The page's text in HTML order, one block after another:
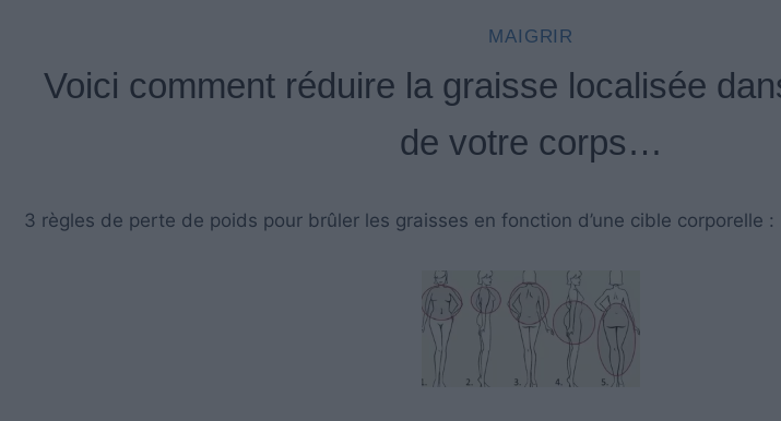
MAIGRIR
Voici comment réduire la graisse localisée
de votre corps…
3 règles de perte de poids pour brûler les graisses en fonction d’une cible corporelle :